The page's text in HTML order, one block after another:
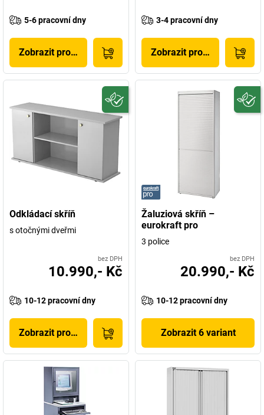
5-6 pracovní dny
Zobrazit produkt
3-4 pracovní dny
Zobrazit produkt
Odkládací skříň
s otočnými dveřmi
bez DPH
10.990,- Kč
10-12 pracovní dny
Zobrazit produkt
Žaluziová skříň –
eurokraft pro
3 police
bez DPH
20.990,- Kč
10-12 pracovní dny
Zobrazit 6 variant